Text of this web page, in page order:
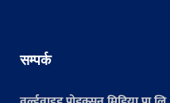
सम्पर्क